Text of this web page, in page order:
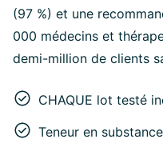
(97 %) et une
000 médecins et
demi-million de clients
CHAQUE lot testé
Teneur en